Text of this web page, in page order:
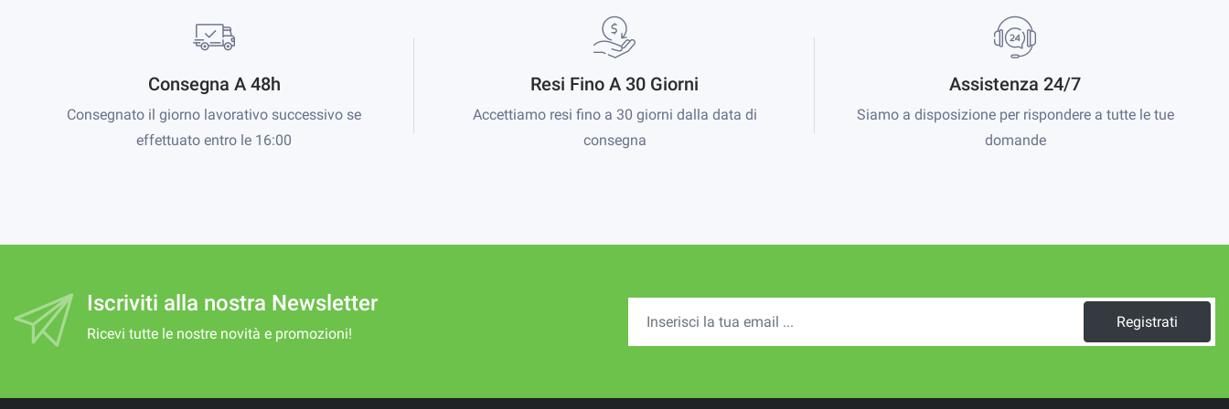
Consegna A 48h
Consegnato il giorno lavorativo successivo se
effettuato entro le 16:00
Resi Fino A 30 Giorni
Accettiamo resi fino a 30 giorni dalla data di
consegna
Assistenza 24/7
Siamo a disposizione per rispondere a tutte le tue
domande
Iscriviti alla nostra Newsletter
Ricevi tutte le nostre novità e promozioni!
Registrati